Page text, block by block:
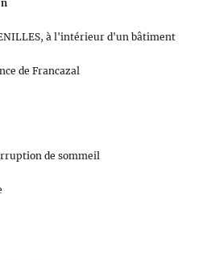
à l'intérieur d'un bâtiment
de Francazal
de sommeil